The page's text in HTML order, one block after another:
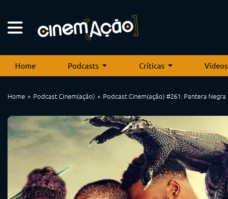
Home Podcasts Críticas Vídeos
Home Podcast Cinem(ação) Podcast Cinem(ação) #261: Pantera Negra